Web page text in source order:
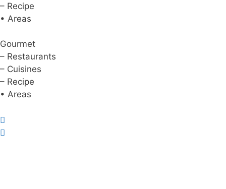
– Recipe
• Areas
Gourmet
– Restaurants
– Cuisines
– Recipe
• Areas